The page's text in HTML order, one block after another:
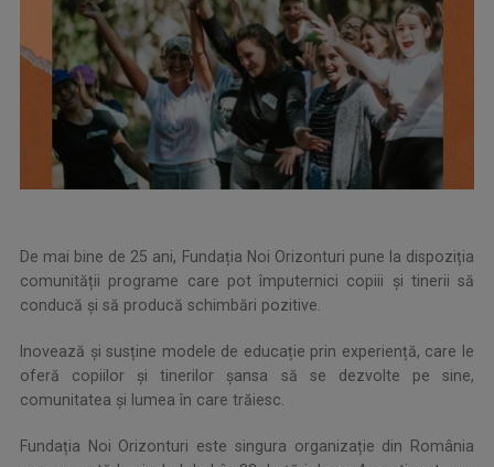
De mai bine de 25 ani, Fundația Noi Orizonturi pune la dispoziția
comunității programe care pot împuternici copiii și tinerii să
conducă şi să producă schimbări pozitive.
Inovează și susține modele de educație prin experiență, care le
oferă copiilor și tinerilor șansa să se dezvolte pe sine,
comunitatea și lumea în care trăiesc.
Fundația Noi Orizonturi este singura organizație din România